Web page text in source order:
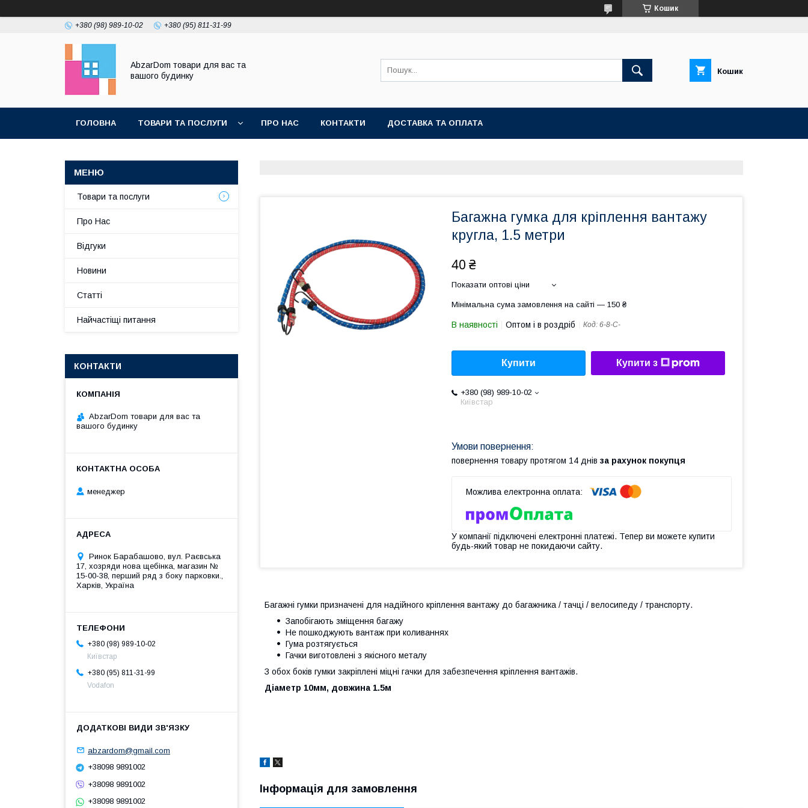
Кошик
+380 (98) 989-10-02 +380 (95) 811-31-99
AbzarDom товари для вас та
вашого будинку
Кошик
ГОЛОВНА ТОВАРИ ТА ПОСЛУГИ ПРО НАС КОНТАКТИ ДОСТАВКА ТА ОПЛАТА
Багажна гумка для кріплення вантажу
кругла, 1.5 метри
40 ₴
Показати оптові ціни
Мінімальна сума замовлення на сайті — 150 ₴
В наявності Оптом і в роздріб Код: 6-8-С-
Купити Купити з
+380 (98) 989-10-02
Київстар
повернення товару протягом 14 днів за рахунок покупця
У компанії підключені електронні платежі. Тепер ви можете купити
будь-який товар не покидаючи сайту.
Багажні гумки призначені для надійного кріплення вантажу до багажника / тачці / велосипеду / транспорту.
Запобігають зміщення багажу
Не пошкоджують вантаж при коливаннях
Гума розтягується
Гачки виготовлені з якісного металу
З обох боків гумки закріплені міцні гачки для забезпечення кріплення вантажів.
Діаметр 10мм, довжина 1.5м
Інформація для замовлення
Товари та послуги
Про Нас
Відгуки
Новини
Статті
Найчастіщі питання
КОНТАКТИ
AbzarDom товари для вас та
вашого будинку
менеджер
Ринок Барабашово, вул. Раєвська
17, хозряди нова щебінка, магазин №
15-00-38, перший ряд з боку парковки.,
Харків, Україна
+380 (98) 989-10-02
Київстар
+380 (95) 811-31-99
Vodafon
abzardom@gmail.com
+38098 9891002
+38098 9891002
+38098 9891002